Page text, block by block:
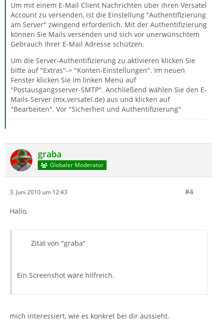
Um mit einem E-Mail Client Nachrichten über ihren Versatel
Account zu versenden, ist die Einstellung "Authentifizierung
am Server" zwingend erforderlich. Mit der Authentifizierung
können Sie Mails versenden und sich vor unerwünschtem
Gebrauch Ihrer E-Mail Adresse schützen.
Um die Server-Authentifizierung zu aktivieren klicken Sie
bitte auf "Extras"-> "Konten-Einstellungen". Im neuen
Fenster klicken Sie im linken Menü auf
"Postausgangsserver-SMTP". Anchließend wählen Sie den E-
Mails-Server (mx.versatel.de) aus und klicken auf
"Bearbeiten". Vor "Sicherheit und Authentifizierung"
graba
Globaler Moderator
3. Juni 2010 um 12:43 #4
Hallo,
Zitat von "graba"
Ein Screenshot wäre hilfreich.
mich interessiert, wie es konkret bei dir aussieht.